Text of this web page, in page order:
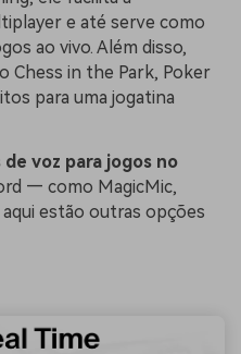
e até serve como
ao vivo. Além disso,
Chess in the Park, Poker
para uma jogatina
voz para jogos no
— como MagicMic,
estão outras opções